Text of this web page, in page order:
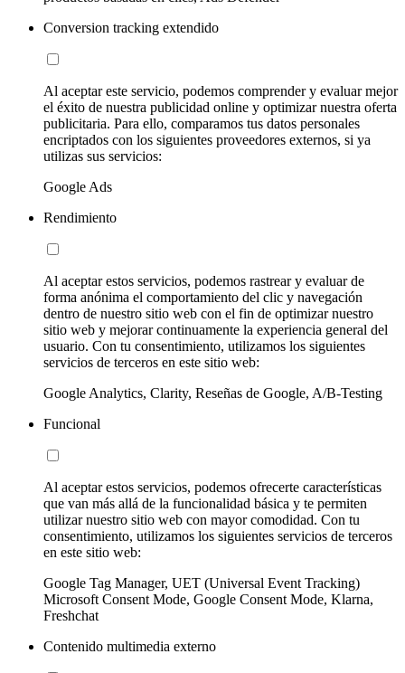
Conversion tracking extendido
Al aceptar este servicio, podemos comprender y evaluar mejor
el éxito de nuestra publicidad online y optimizar nuestra oferta
publicitaria. Para ello, comparamos tus datos personales
encriptados con los siguientes proveedores externos, si ya
utilizas sus servicios:
Google Ads
Rendimiento
Al aceptar estos servicios, podemos rastrear y evaluar de
forma anónima el comportamiento del clic y navegación
dentro de nuestro sitio web con el fin de optimizar nuestro
sitio web y mejorar continuamente la experiencia general del
usuario. Con tu consentimiento, utilizamos los siguientes
servicios de terceros en este sitio web:
Google Analytics, Clarity, Reseñas de Google, A/B-Testing
Funcional
Al aceptar estos servicios, podemos ofrecerte características
que van más allá de la funcionalidad básica y te permiten
utilizar nuestro sitio web con mayor comodidad. Con tu
consentimiento, utilizamos los siguientes servicios de terceros
en este sitio web:
Google Tag Manager, UET (Universal Event Tracking)
Microsoft Consent Mode, Google Consent Mode, Klarna,
Freshchat
Contenido multimedia externo